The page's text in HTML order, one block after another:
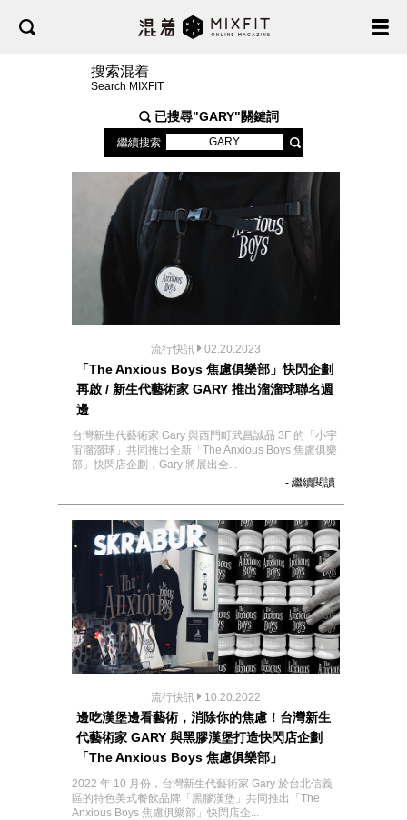
搜索混着
Search MIXFIT
已搜尋"GARY"關鍵詞
繼續搜索
流行快訊 02.20.2023
「The Anxious Boys 焦慮俱樂部」快閃企劃
再啟 / 新生代藝術家 GARY 推出溜溜球聯名週
邊
台灣新生代藝術家 Gary 與西門町武昌誠品 3F 的「小宇
宙溜溜球」共同推出全新「The Anxious Boys 焦慮俱樂
部」快閃店企劃，Gary 將展出全...
- 繼續閱讀
流行快訊 10.20.2022
邊吃漢堡邊看藝術，消除你的焦慮！台灣新生
代藝術家 GARY 與黑膠漢堡打造快閃店企劃
「The Anxious Boys 焦慮俱樂部」
2022 年 10 月份，台灣新生代藝術家 Gary 於台北信義
區的特色美式餐飲品牌「黑膠漢堡」共同推出「The
Anxious Boys 焦慮俱樂部」快閃店企...